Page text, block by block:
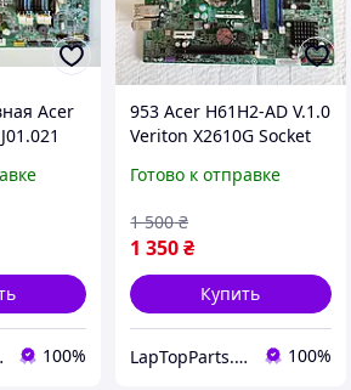
Acer
+
ПК б/у 100%
953 Acer H61H2-AD V.1.0
Veriton X2610G Socket
материнская плата
Готово к отправке
1 350₴
1 500 ₴
Купить
LapTopParts. Запчасти к ноутбукам и ПК б/у 100%